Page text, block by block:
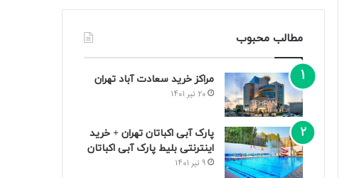
مطالب محبوب
مراکز خرید سعادت‌ آباد تهران
20 تیر 1401
پارک آبی اکباتان تهران + خرید
اینترنتی بلیط پارک آبی اکباتان
9 تیر 1401